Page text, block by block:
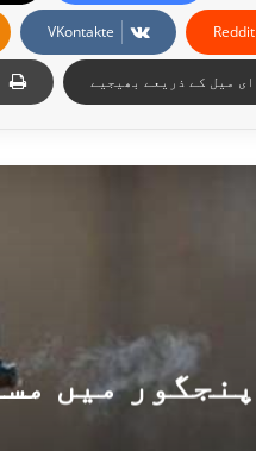
Reddit
VKontakte
ای میل کے ذریعے بھیجیے